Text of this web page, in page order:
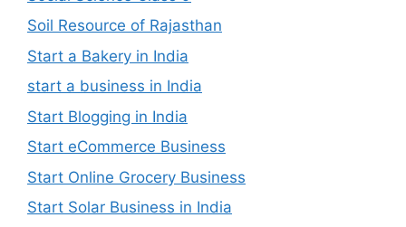
Soil Resource of Rajasthan
Start a Bakery in India
start a business in India
Start Blogging in India
Start eCommerce Business
Start Online Grocery Business
Start Solar Business in India